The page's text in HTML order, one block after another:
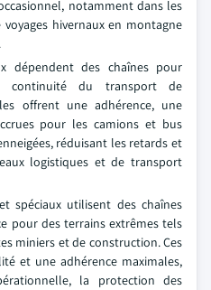
notamment dans les
hivernaux en montagne
dépendent des chaînes pour
continuité du transport de
offrent une adhérence, une
pour les camions et bus
réduisant les retards et
logistiques et de transport
spéciaux utilisent des chaînes
pour des terrains extrêmes tels
miniers et de construction. Ces
et une adhérence maximales,
la protection des